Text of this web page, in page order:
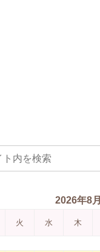
2026年8月
火 水 木